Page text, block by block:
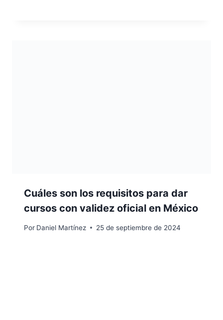
Cuáles son los requisitos para dar
cursos con validez oficial en México
Por Daniel Martínez 25 de septiembre de 2024